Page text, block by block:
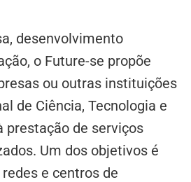
desenvolvimento
o Future-se propõe
ou outras instituições
de Ciência, Tecnologia e
prestação de serviços
Um dos objetivos é
e centros de